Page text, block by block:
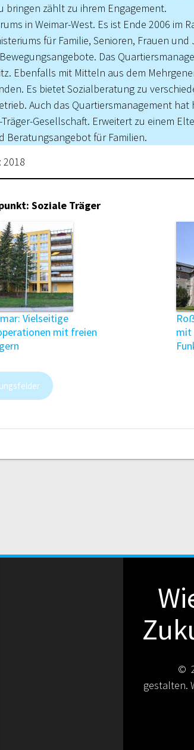
bringen zählt zu ihrem Engagement.
in Weimar-West. Es ist Ende 2006 im
für Familie, Senioren, Frauen
Das
Ebenfalls mit Mitteln aus dem
Es bietet Sozial­beratung zu
Auch das Quartiersmanagement hat
Gesellschaft. Erweitert zu einem
Beratungsangebot für Familien.
Soziale Träger
Vielseitige
mit freien
mit
©
gestalten.